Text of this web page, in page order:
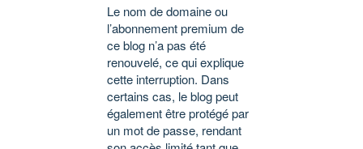
Le nom de domaine ou
l’abonnement premium de
ce blog n’a pas été
renouvelé, ce qui explique
cette interruption. Dans
certains cas, le blog peut
également être protégé par
un mot de passe, rendant